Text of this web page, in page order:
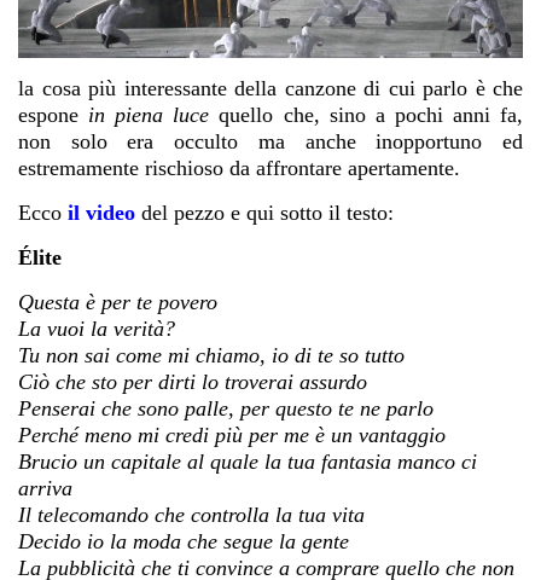
la cosa più interessante della canzone di cui parlo è che
espone in piena luce quello che, sino a pochi anni fa,
non solo era occulto ma anche inopportuno ed
estremamente rischioso da affrontare apertamente.
Ecco il video del pezzo e qui sotto il testo:
Élite
Questa è per te povero
La vuoi la verità?
Tu non sai come mi chiamo, io di te so tutto
Ciò che sto per dirti lo troverai assurdo
Penserai che sono palle, per questo te ne parlo
Perché meno mi credi più per me è un vantaggio
Brucio un capitale al quale la tua fantasia manco ci
arriva
Il telecomando che controlla la tua vita
Decido io la moda che segue la gente
La pubblicità che ti convince a comprare quello che non